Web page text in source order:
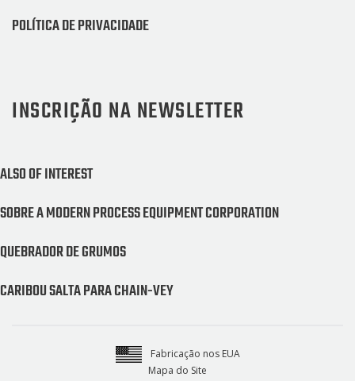
POLÍTICA DE PRIVACIDADE
INSCRIÇÃO NA NEWSLETTER
ALSO OF INTEREST
SOBRE A MODERN PROCESS EQUIPMENT CORPORATION
QUEBRADOR DE GRUMOS
CARIBOU SALTA PARA CHAIN-VEY
Fabricação nos EUA
Mapa do Site